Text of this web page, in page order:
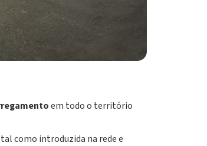
em todo o território
como introduzida na rede e